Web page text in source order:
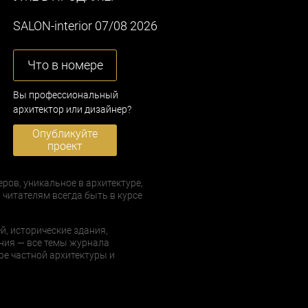
SALON-interior 07/08 2026
Что в номере
Вы профессиональный
архитектор или дизайнер?
Опубликуйте
проект
уникальное в архитектуре,
всегда быть в курсе
исторические здания,
— все темы журнала
частной архитектуры и